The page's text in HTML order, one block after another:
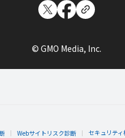
© GMO Media, Inc.
Webサイトリスク診断
セキュリテ